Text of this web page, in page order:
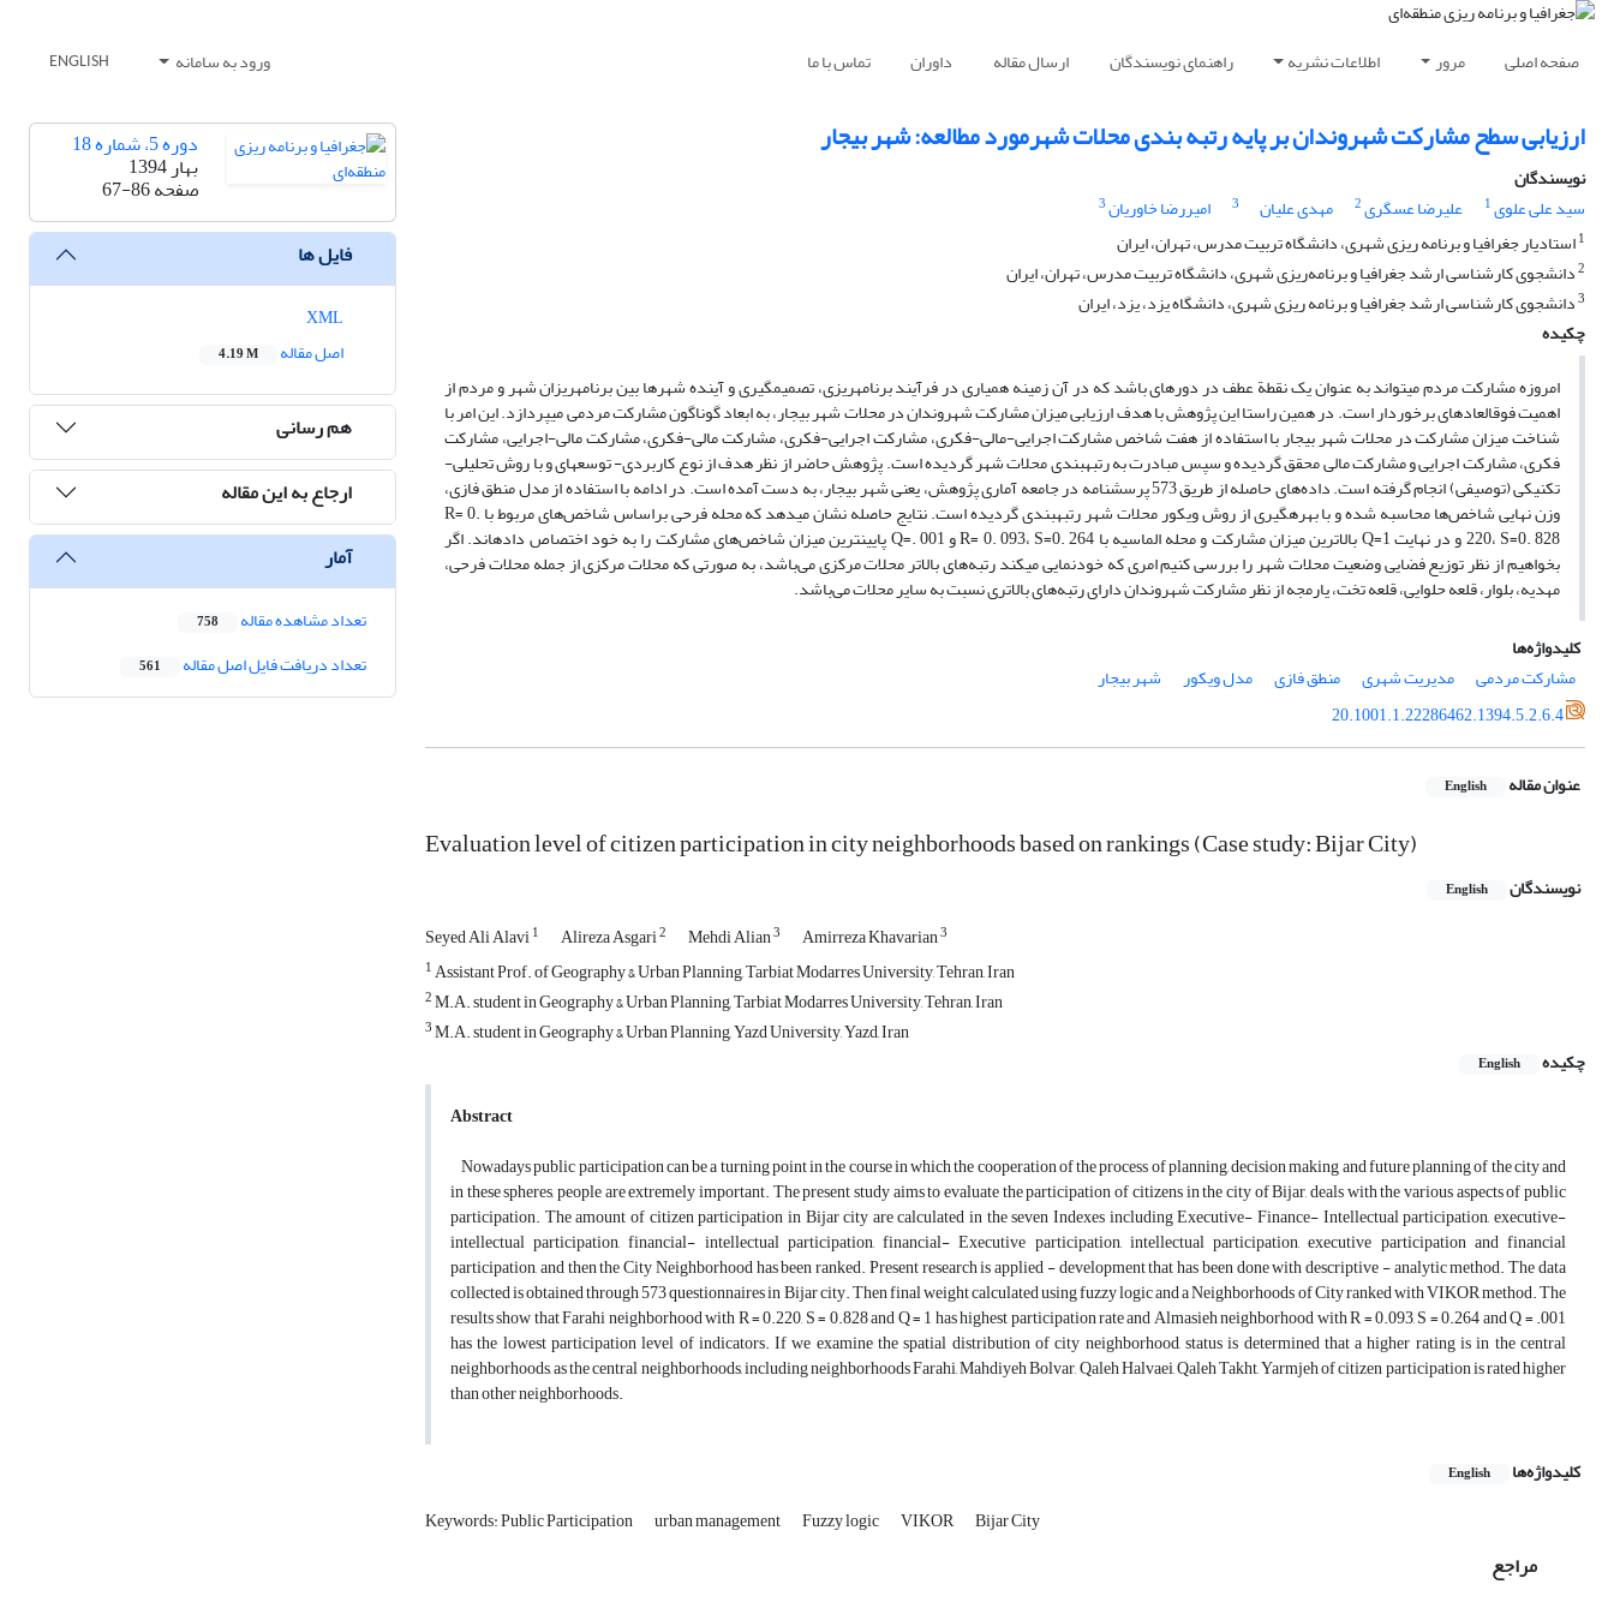
صفحه اصلی مرور اطلاعات نشریه راهنمای نویسندگان ارسال مقاله داوران تماس با ما ورود به سامانه ENGLISH
ارزیابی سطح مشارکت شهروندان بر پایه رتبه بندی محلات شهرمورد مطالعه: شهر بیجار
نویسندگان
سید علی علوی1 علیرضا عسگری2 مهدی علیان 3 امیررضا خاوریان3
1استادیار جغرافیا و برنامه ریزی شهری، دانشگاه تربیت مدرس، تهران، ایران
2دانشجوی کارشناسی ارشد جغرافیا و برنامه‌ریزی شهری، دانشگاه تربیت مدرس، تهران، ایران
3دانشجوی کارشناسی ارشد جغرافیا و برنامه ریزی شهری، دانشگاه یزد، یزد، ایران
چکیده
امروزه مشارکت مردم مى­تواند به عنوان یک نقطة عطف در دوره­اى باشد که در آن زمینه همیارى در فرآیند برنامه­ریزى، تصمیم­گیرى و آینده شهرها بین برنامه­ریزان شهر و مردم از
اهمیت فوق­العاده­ای برخوردار است. در همین راستا این پژوهش با هدف ارزیابی میزان مشارکت شهروندان در محلات شهر بیجار، به ابعاد گوناگون مشارکت مردمى می­پردازد. این امر با
شناخت میزان مشارکت در محلات شهر بیجار با استفاده از هفت شاخص مشارکت اجرایی-مالی-فکری، مشارکت اجرایی-فکری، مشارکت مالی-فکری، مشارکت مالی-اجرایی، مشارکت
فکری، مشارکت اجرایی و مشارکت مالی محقق گردیده و سپس مبادرت به رتبه­بندی محلات شهر گردیده است. پژوهش حاضر از نظر هدف از نوع کاربردی- توسعه­ای و با روش تحلیلی-
تکنیکی (توصیفی) انجام گرفته است. داده‌های حاصله از طریق 573 پرسشنامه در جامعه آماری پژوهش، یعنی شهر بیجار، به دست آمده است. در ادامه با استفاده از مدل منطق فازی،
وزن نهایی شاخص‌ها محاسبه شده و با بهره­گیری از روش ویکور محلات شهر رتبه­بندی گردیده است. نتایج حاصله نشان می­دهد که محله فرحی براساس شاخص‌های مربوط با R= 0.
220، S=0. 828 و در نهایت Q=1 بالاترین میزان مشارکت و محله الماسیه با R= 0. 093، S=0. 264 و Q=. 001 پایین­ترین میزان شاخص‌های مشارکت را به خود اختصاص داده­اند. اگر
بخواهیم از نظر توزیع فضایی وضعیت محلات شهر را بررسی کنیم امری که خودنمایی می­کند رتبه‌های بالاتر محلات مرکزی می‌باشد، به صورتی که محلات مرکزی از جمله محلات فرحی،
مهدیه، بلوار، قلعه حلوایی، قلعه تخت، یارمجه از نظر مشارکت شهروندان دارای رتبه‌های بالاتری نسبت به سایر محلات می‌باشد.
کلیدواژه‌ها
مشارکت مردمی
مدیریت شهری منطق فازی مدل ویکور
شهر بیجار
20.1001.1.22286462.1394.5.2.6.4
عنوان مقاله English
Evaluation level of citizen participation in city neighborhoods based on rankings (Case study: Bijar City)
نویسندگان English
Seyed Ali Alavi1 Alireza Asgari2 Mehdi Alian3 Amirreza Khavarian3
1Assistant Prof. of Geography & Urban Planning, Tarbiat Modarres University, Tehran, Iran
2M.A. student in Geography & Urban Planning, Tarbiat Modarres University, Tehran, Iran
3M.A. student in Geography & Urban Planning, Yazd University, Yazd, Iran
چکیده
English
Abstract
Nowadays public participation can be a turning point in the course in which the cooperation of the process of planning, decision making and future planning of the city and
in these spheres, people are extremely important. The present study aims to evaluate the participation of citizens in the city of Bijar, deals with the various aspects of public
participation. The amount of citizen participation in Bijar city are calculated in the seven Indexes including Executive- Finance- Intellectual participation, executive-
intellectual participation, financial- intellectual participation, financial- Executive participation, intellectual participation, executive participation and financial
participation, and then the City Neighborhood has been ranked. Present research is applied - development that has been done with descriptive - analytic method. The data
collected is obtained through 573 questionnaires in Bijar city. Then final weight calculated using fuzzy logic and a Neighborhoods of City ranked with VIKOR method. The
results show that Farahi neighborhood with R = 0.220, S = 0.828 and Q = 1 has highest participation rate and Almasieh neighborhood with R = 0.093, S = 0.264 and Q = .001
has the lowest participation level of indicators. If we examine the spatial distribution of city neighborhood, status is determined that a higher rating is in the central
neighborhoods, as the central neighborhoods, including neighborhoods Farahi, Mahdiyeh Bolvar, Qaleh Halvaei, Qaleh Takht, Yarmjeh of citizen participation is rated higher
than other neighborhoods.
کلیدواژه‌ها English
Keywords: Public Participation urban management Fuzzy logic VIKOR Bijar City
مراجع
دوره 5، شماره 18
بهار 1394
صفحه67-86
فایل ها
اصل مقاله
4.19 M
هم رسانی
ارجاع به این مقاله
آمار
تعداد مشاهده مقاله 758
تعداد دریافت فایل اصل مقاله 561